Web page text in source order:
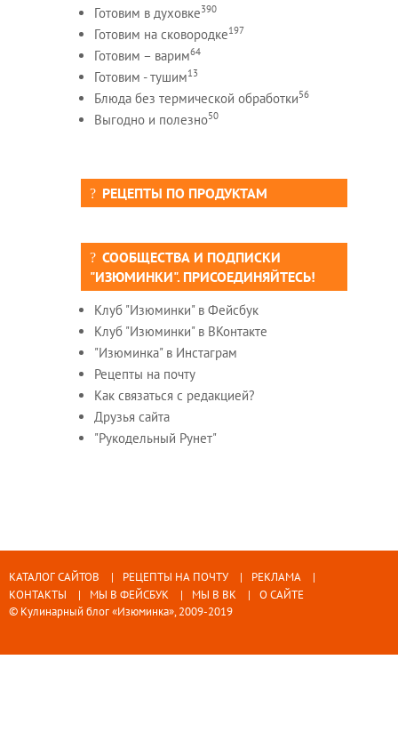
Готовим в духовке390
Готовим на сковородке197
Готовим – варим64
Готовим - тушим13
Блюда без термической обработки56
Выгодно и полезно50
РЕЦЕПТЫ ПО ПРОДУКТАМ
СООБЩЕСТВА И ПОДПИСКИ
"ИЗЮМИНКИ". ПРИСОЕДИНЯЙТЕСЬ!
Клуб "Изюминки" в Фейсбук
Клуб "Изюминки" в ВКонтакте
"Изюминка" в Инстаграм
Рецепты на почту
Как связаться с редакцией?
Друзья сайта
"Рукодельный Рунет"
КАТАЛОГ САЙТОВ РЕЦЕПТЫ НА ПОЧТУ
РЕКЛАМА
КОНТАКТЫ
МЫ В ФЕЙСБУК МЫ В ВК
О САЙТЕ
© Кулинарный блог «Изюминка», 2009-2019